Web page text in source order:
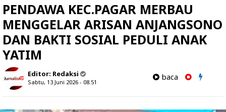
PENDAWA KEC.PAGAR MERBAU
MENGGELAR ARISAN ANJANGSONO
DAN BAKTI SOSIAL PEDULI ANAK
YATIM
Editor: Redaksi
Sabtu, 13 Juni 2026 - 08.51
baca